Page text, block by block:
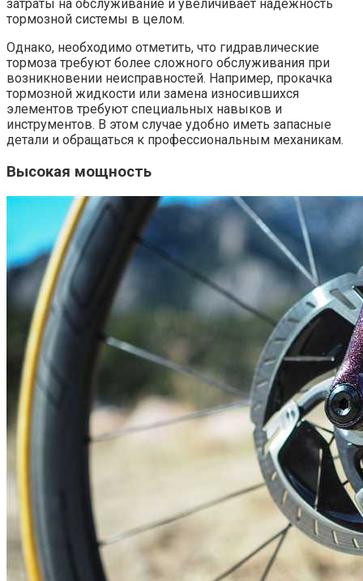
затраты на обслуживание и увеличивает надежность
тормозной системы в целом.
Однако, необходимо отметить, что гидравлические
тормоза требуют более сложного обслуживания при
возникновении неисправностей. Например, прокачка
тормозной жидкости или замена износившихся
элементов требуют специальных навыков и
инструментов. В этом случае удобно иметь запасные
детали и обращаться к профессиональным механикам.
Высокая мощность